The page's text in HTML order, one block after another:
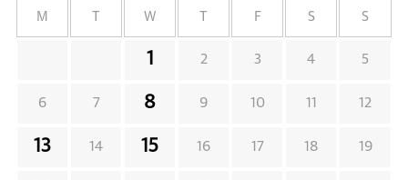
M W F S S
1 2 3 4 5
6 7 8 9 10 11 12
13 14 15 16 17 18 19